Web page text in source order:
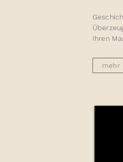
Ihren
mehr